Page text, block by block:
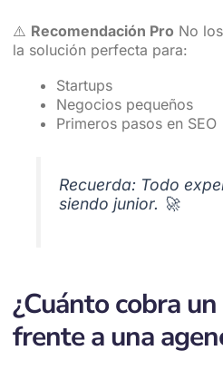
⚠️ Recomendación Pro No
la solución perfecta para:
Startups
Negocios pequeños
Primeros pasos en SEO
Recuerda: Todo
siendo junior. 🚀
¿Cuánto cobra
frente a una